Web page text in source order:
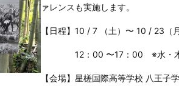
ァレンスも実施します。
【日程】10 / 7 （土）〜 10 / 23（
12：00 〜17：00 ※水・木
【会場】星槎国際高等学校 八王子